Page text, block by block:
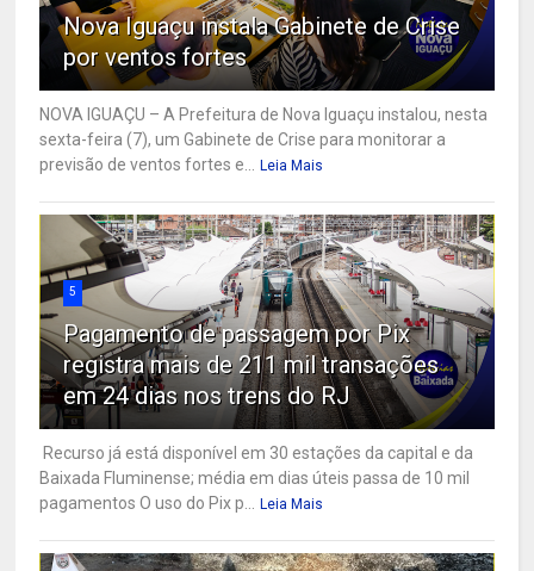
Nova Iguaçu instala Gabinete de Crise
por ventos fortes
NOVA IGUAÇU – A Prefeitura de Nova Iguaçu instalou, nesta
sexta-feira (7), um Gabinete de Crise para monitorar a
previsão de ventos fortes e...
Leia Mais
5
Pagamento de passagem por Pix
registra mais de 211 mil transações
em 24 dias nos trens do RJ
Recurso já está disponível em 30 estações da capital e da
Baixada Fluminense; média em dias úteis passa de 10 mil
pagamentos O uso do Pix p...
Leia Mais